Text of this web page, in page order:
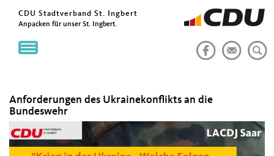
CDU Stadtverband St. Ingbert
Anpacken für unser St. Ingbert.
Toggle
navigation
Anforderungen des Ukrainekonflikts an die
Bundeswehr